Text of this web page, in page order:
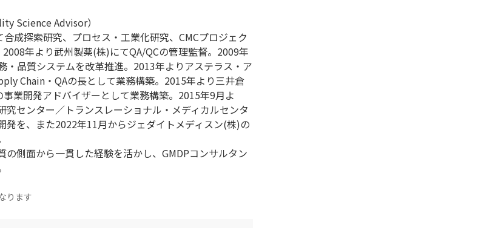
Science Advisor）
成探索研究、プロセス・工業化研究、CMCプロジェク
年より武州製薬(株)にてQA/QCの管理監督。2009年
・品質システムを改革推進。2013年よりアステラス・ア
Chain・QAの長として業務構築。2015年より三井倉
業開発アドバイザーとして業務構築。2015年9月よ
センター／トランスレーショナル・メディカルセンタ
を、また2022年11月からジェダイトメディスン(株)の
側面から一貫した経験を活かし、GMDPコンサルタン
ります